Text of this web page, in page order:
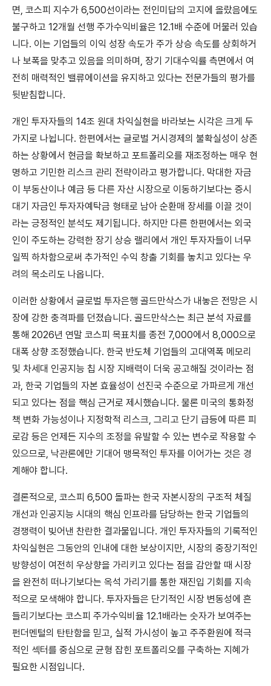
면, 코스피 지수가 6,500선이라는 전인미답의 고지에 올랐음에도
불구하고 12개월 선행 주가수익비율은 12.1배 수준에 머물러 있습
니다. 이는 기업들의 이익 성장 속도가 주가 상승 속도를 상회하거
나 보폭을 맞추고 있음을 의미하며, 장기 기대수익률 측면에서 여
전히 매력적인 밸류에이션을 유지하고 있다는 전문가들의 평가를
뒷받침합니다.
개인 투자자들의 14조 원대 차익실현을 바라보는 시각은 크게 두
가지로 나뉩니다. 한편에서는 글로벌 거시경제의 불확실성이 상존
하는 상황에서 현금을 확보하고 포트폴리오를 재조정하는 매우 현
명하고 기민한 리스크 관리 전략이라고 평가합니다. 막대한 자금
이 부동산이나 예금 등 다른 자산 시장으로 이동하기보다는 증시
대기 자금인 투자자예탁금 형태로 남아 순환매 장세를 이끌 것이
라는 긍정적인 분석도 제기됩니다. 하지만 다른 한편에서는 외국
인이 주도하는 강력한 장기 상승 랠리에서 개인 투자자들이 너무
일찍 하차함으로써 추가적인 수익 창출 기회를 놓치고 있다는 우
려의 목소리도 나옵니다.
이러한 상황에서 글로벌 투자은행 골드만삭스가 내놓은 전망은 시
장에 강한 충격파를 던졌습니다. 골드만삭스는 최근 분석 자료를
통해 2026년 연말 코스피 목표치를 종전 7,000에서 8,000으로
대폭 상향 조정했습니다. 한국 반도체 기업들의 고대역폭 메모리
및 차세대 인공지능 칩 시장 지배력이 더욱 공고해질 것이라는 점
과, 한국 기업들의 자본 효율성이 선진국 수준으로 가파르게 개선
되고 있다는 점을 핵심 근거로 제시했습니다. 물론 미국의 통화정
책 변화 가능성이나 지정학적 리스크, 그리고 단기 급등에 따른 피
로감 등은 언제든 지수의 조정을 유발할 수 있는 변수로 작용할 수
있으므로, 낙관론에만 기대어 맹목적인 투자를 이어가는 것은 경
계해야 합니다.
결론적으로, 코스피 6,500 돌파는 한국 자본시장의 구조적 체질
개선과 인공지능 시대의 핵심 인프라를 담당하는 한국 기업들의
경쟁력이 빚어낸 찬란한 결과물입니다. 개인 투자자들의 기록적인
차익실현은 그동안의 인내에 대한 보상이지만, 시장의 중장기적인
방향성이 여전히 우상향을 가리키고 있다는 점을 감안할 때 시장
을 완전히 떠나기보다는 옥석 가리기를 통한 재진입 기회를 지속
적으로 모색해야 합니다. 투자자들은 단기적인 시장 변동성에 흔
들리기보다는 코스피 주가수익비율 12.1배라는 숫자가 보여주는
펀더멘털의 탄탄함을 믿고, 실적 가시성이 높고 주주환원에 적극
적인 섹터를 중심으로 균형 잡힌 포트폴리오를 구축하는 지혜가
필요한 시점입니다.